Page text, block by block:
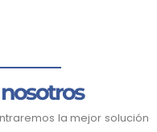
la mejor solución